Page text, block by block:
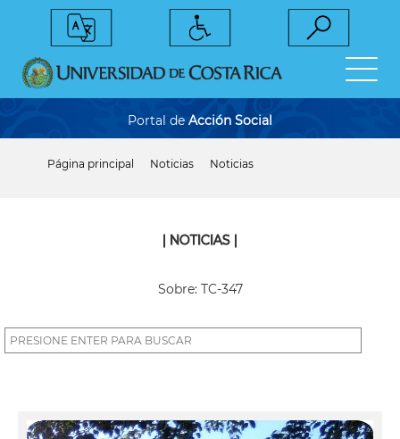
Portal de Acción Social
Página principal Noticias Noticias
| NOTICIAS |
Sobre: TC-347